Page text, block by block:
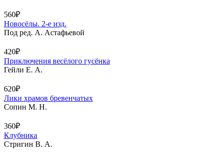
560₽
Новосёлы. 2-е изд.
Под ред. А. Астафьевой
420₽
Приключения весёлого гусёнка
Гейли Е. А.
620₽
Лики храмов бревенчатых
Сопин М. Н.
360₽
Клубника
Стригин В. А.